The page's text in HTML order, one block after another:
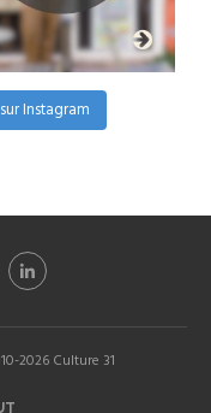
Instagram
2026 Culture 31